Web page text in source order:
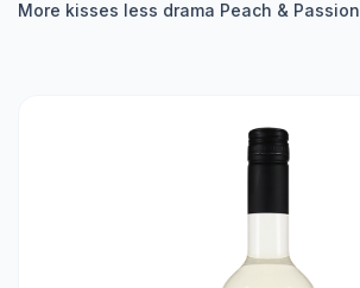
More kisses less drama Peach & Passion